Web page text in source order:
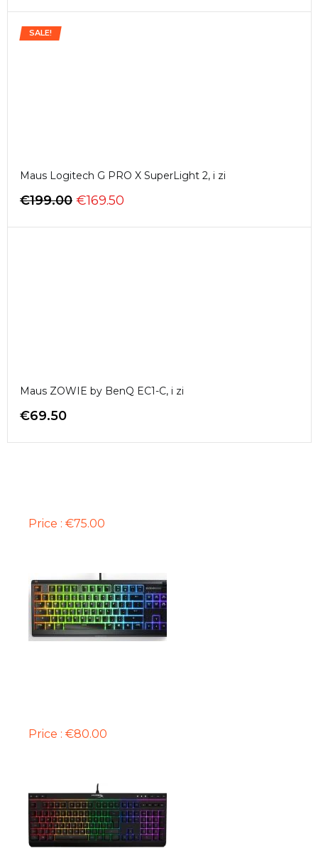
Maus Logitech G PRO X SuperLight 2, i zi
€199.00 €169.50
SALE!
Maus ZOWIE by BenQ EC1-C, i zi
€69.50
Price : €75.00
Price : €80.00